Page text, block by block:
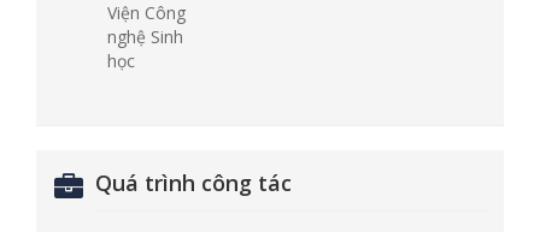
Viện Công
nghệ Sinh
học
Quá trình công tác